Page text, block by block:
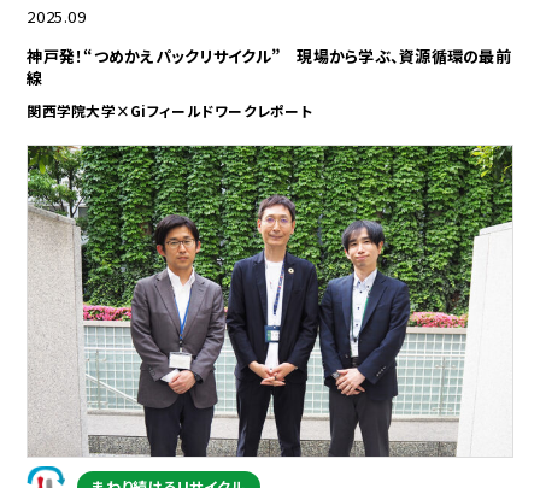
2025.09
神戸発！“つめかえパックリサイクル” 現場から学ぶ、資源循環の最前
線
関西学院大学×Giフィールドワークレポート